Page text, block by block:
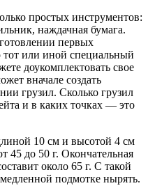
простых инструментов:
наждачная бумага.
первых
или иной специальный
доукомплектовать свое
вначале создать
грузил. Сколько грузил
и в каких точках — это
10 см и высотой 4 см
45 до 50 г. Окончательная
около 65 г. С такой
подмотке нырять.